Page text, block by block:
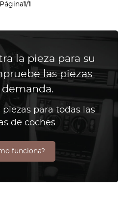
Página1/1
la pieza para su
las piezas
demanda.
para todas las
de coches
funciona?